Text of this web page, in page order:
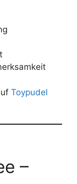
Toypudel
–